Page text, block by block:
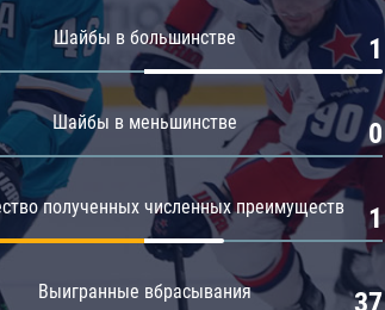
Салават Юлаев
Шайбы в большинстве 1
Шайбы в меньшинстве 0
полученных численных преимуществ 1
Выигранные вбрасывания 37